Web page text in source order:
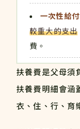
一次性給付
較重大的支出
費。
扶養費是父母須
扶養費明細會涵
衣、住、行、育